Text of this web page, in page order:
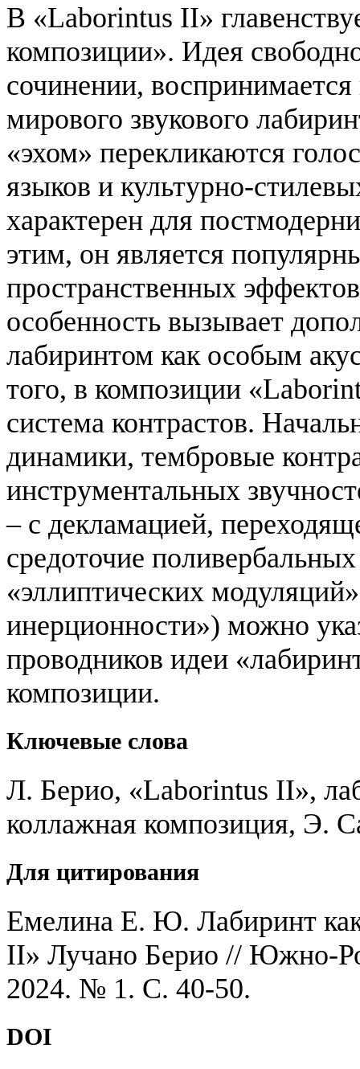
В «Laborintus II»
композиции». Идея
сочинении,
мирового звукового
«эхом» перекликаются
языков и культурно-
характерен для
этим, он является
пространственных
особенность вызывает
лабиринтом как особым
того, в композиции
система контрастов.
динамики, тембровые
инструментальных
– с декламацией,
средоточие
«эллиптических
инерционности») можно
проводников идеи
композиции.
Ключевые слова
Л. Берио, «Laborintus II»,
коллажная композиция, Э.
Для цитирования
Емелина Е. Ю. Лабиринт
II» Лучано Берио // Южно-
2024. № 1. С. 40-50.
DOI